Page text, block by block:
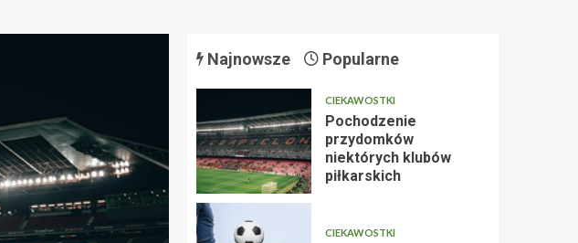
Najnowsze Popularne
CIEKAWOSTKI
Pochodzenie
przydomków
niektórych klubów
piłkarskich
CIEKAWOSTKI